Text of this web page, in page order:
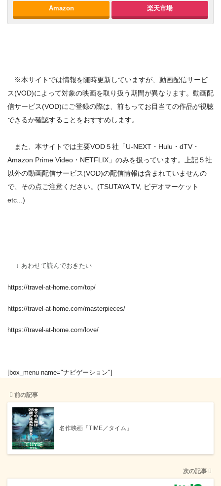
Amazon 楽天市場
※本サイトでは情報を随時更新していますが、動画配信サービ
ス(VOD)によって対象の映画を取り扱う期間が異なります。動画配
信サービス(VOD)にご登録の際は、前もってお目当ての作品が視聴
できるか確認することをおすすめします。
また、本サイトでは主要VOD５社「U-NEXT・Hulu・dTV・
Amazon Prime Video・NETFLIX」のみを扱っています。上記５社
以外の動画配信サービス(VOD)の配信情報は含まれていませんの
で、その点ご注意ください。(TSUTAYA TV, ビデオマーケット
etc...)
↓ あわせて読んでおきたい
https://travel-at-home.com/top/
https://travel-at-home.com/masterpieces/
https://travel-at-home.com/love/
[box_menu name="ナビゲーション"]
前の記事
名作映画「TIME／タイム」
次の記事